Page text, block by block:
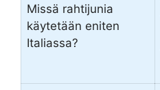
Missä rahtijunia
käytetään eniten
Italiassa?